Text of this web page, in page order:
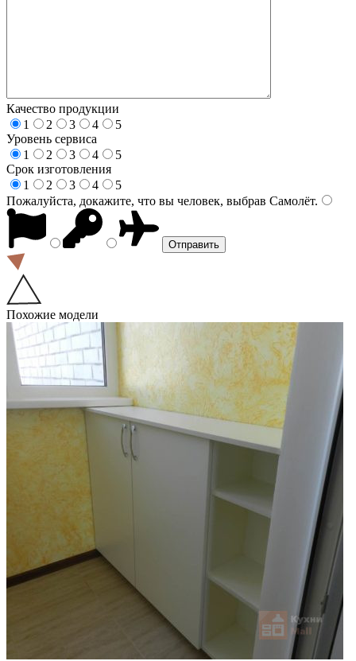
Качество продукции
1
2 3 4
5
Уровень сервиса
1
2 3 4
5
Срок изготовления
1
2 3 4
5
Пожалуйста, докажите, что вы человек, выбрав Самолёт.
Похожие модели